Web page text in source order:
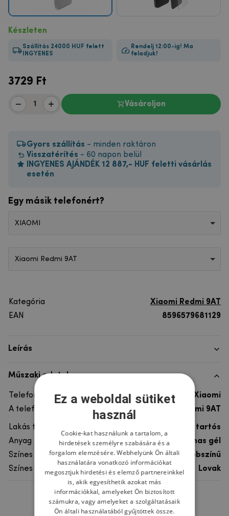
Készleten
Szállítás 24000 HUF felett
INGYENES
Rendelj 12:00-ig! Ma
feladjuk!
3729 Ft
Vásároljon
Gyors szállítás - minden raktáron
Visszatérítés - 60 napon belül
INGYENES AJÁNDÉK 12 887,- HUF feletti vásárlás
esetén
Egy másik telefonért?
XIAOMI
Xiaomi Redmi 9AT
Kategória
Xiaomi Redmi 9AT
EAN
8596579681129
Leírás
Műszaki adatok
Telefon márka
Xiaomi
A telefonmodellhez
Xiaomi Redmi 9AT
Lakás típusa
Gél, Ultra tartós
Anyag
rugalmas gél
Színes
többszínű
Színes motívum
Lovak
Ne felejtsd el
Ez a weboldal sütiket
használ
Cookie-kat használunk a tartalom, a
hirdetések személyre szabására és a
forgalom elemzésére. Webhelyünk Ön általi
használatára vonatkozó információkat
megosztjuk hirdetési és elemző partnereinkkel
is, akik egyesíthetik azokat más
információkkal, amelyeket Ön biztosított
számukra, vagy amelyeket a szolgáltatásaik
Ön általi használatából gyűjtöttek össze.